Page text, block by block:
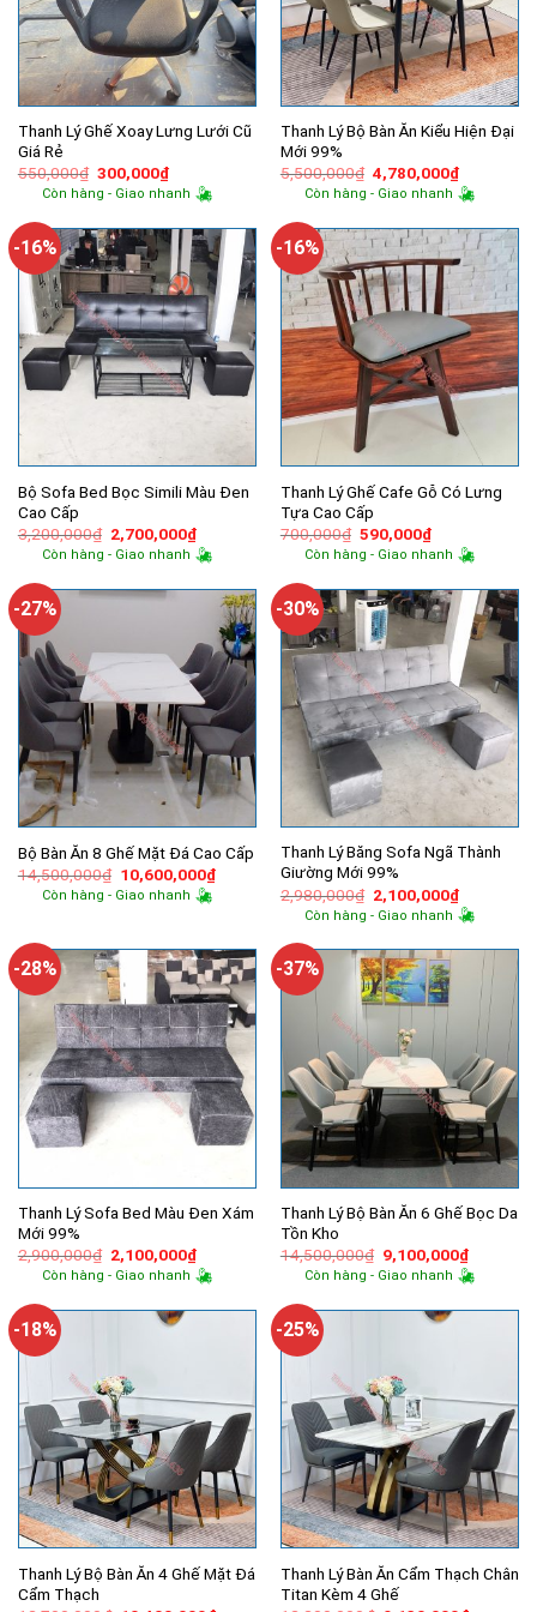
Thanh Lý Ghế Xoay Lưng Lưới Cũ
Giá Rẻ
550,000₫ Giá
gốc
là:
300,000₫Giá
hiện
tại
300,000₫.
Còn hàng - Giao nhanh
Thanh Lý Bộ Bàn Ăn Kiểu Hiện Đại
Mới 99%
5,500,000₫ Giá
gốc
là:
4,780,000₫Giá
hiện
tại
Còn hàng - Giao nhanh
-16%
Bộ Sofa Bed Bọc Simili Màu Đen
Cao Cấp
3,200,000₫ Giá
gốc
là:
2,700,000₫Giá
hiện
tại
2,700,000₫.
Còn hàng - Giao nhanh
-16%
Thanh Lý Ghế Cafe Gỗ Có Lưng
Tựa Cao Cấp
700,000₫ Giá
gốc
là:
590,000₫Giá
hiện
tại
590,000₫.
Còn hàng - Giao nhanh
-27%
Bộ Bàn Ăn 8 Ghế Mặt Đá Cao Cấp
14,500,000₫ Giá
gốc
là:
10,600,000₫Giá
hiện
Còn hàng - Giao nhanh
-30%
Thanh Lý Băng Sofa Ngã Thành
Giường Mới 99%
2,980,000₫ Giá
gốc
là:
2,100,000₫Giá
hiện
tại
Còn hàng - Giao nhanh
-28%
Thanh Lý Sofa Bed Màu Đen Xám
Mới 99%
2,900,000₫ Giá
gốc
là:
2,100,000₫Giá
hiện
tại
2,100,000₫.
Còn hàng - Giao nhanh
-37%
Thanh Lý Bộ Bàn Ăn 6 Ghế Bọc Da
Tồn Kho
14,500,000₫ Giá
gốc
là:
9,100,000₫Giá
hiện
tại
Còn hàng - Giao nhanh
-18%
Thanh Lý Bộ Bàn Ăn 4 Ghế Mặt Đá
Cẩm Thạch
-25%
Thanh Lý Bàn Ăn Cẩm Thạch Chân
Titan Kèm 4 Ghế